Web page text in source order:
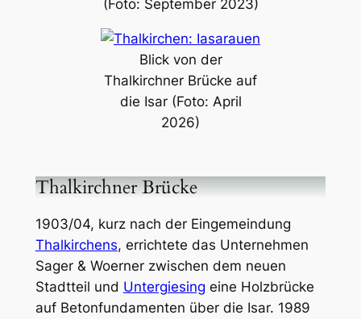
(Foto: September 2023)
Blick von der
Thalkirchner Brücke auf
die Isar (Foto: April
2026)
Thalkirchner Brücke
1903/04, kurz nach der Eingemeindung
Thalkirchens, errichtete das Unternehmen
Sager & Woerner zwischen dem neuen
Stadtteil und Untergiesing eine Holzbrücke
auf Betonfundamenten über die Isar. 1989